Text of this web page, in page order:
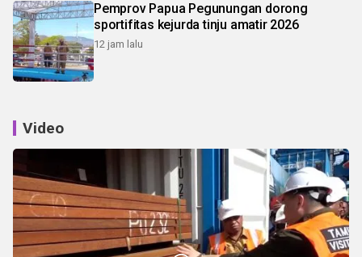
Pemprov Papua Pegunungan dorong
sportifitas kejurda tinju amatir 2026
12 jam lalu
Video